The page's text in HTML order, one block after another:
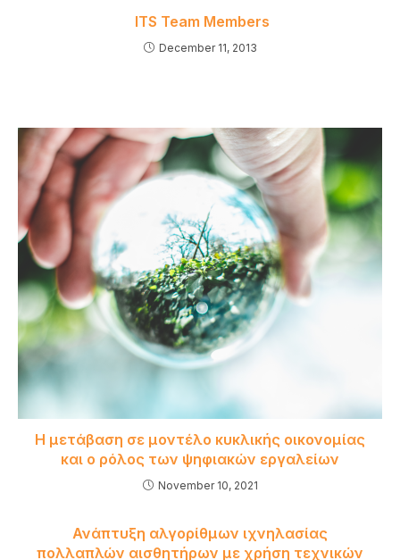
ITS Team Members
December 11, 2013
Η μετάβαση σε μοντέλο κυκλικής οικονομίας
και ο ρόλος των ψηφιακών εργαλείων
November 10, 2021
Ανάπτυξη αλγορίθμων ιχνηλασίας
πολλαπλών αισθητήρων με χρήση τεχνικών